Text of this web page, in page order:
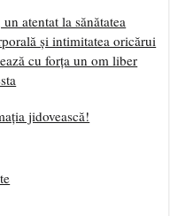
atentat la sănătatea
și intimitatea oricărui
cu forța un om liber
jidovească!